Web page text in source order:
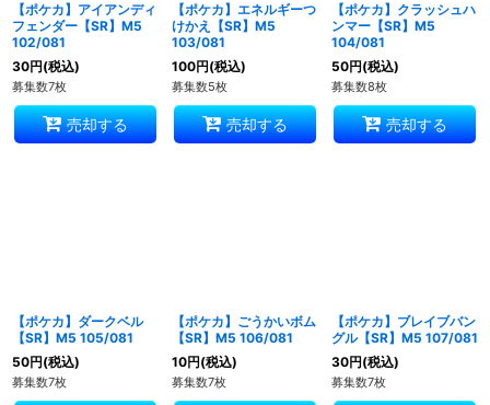
【ポケカ】アイアンディ
フェンダー【SR】M5
102/081
30円(税込)
募集数7枚
売却する
【ポケカ】エネルギーつ
けかえ【SR】M5
103/081
100円(税込)
募集数5枚
売却する
【ポケカ】クラッシュハ
ンマー【SR】M5
104/081
50円(税込)
募集数8枚
売却する
【ポケカ】ダークベル
【SR】M5 105/081
50円(税込)
募集数7枚
【ポケカ】ごうかいボム
【SR】M5 106/081
10円(税込)
募集数7枚
【ポケカ】ブレイブバン
グル【SR】M5 107/081
30円(税込)
募集数7枚